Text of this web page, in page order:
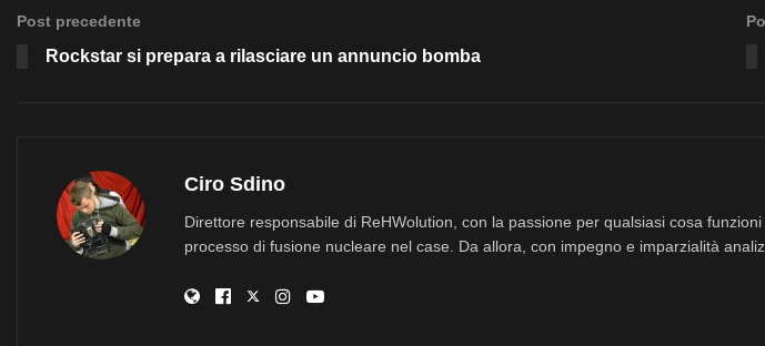
Post precedente
Rockstar si prepara a rilasciare un annuncio bomba
Ciro Sdino
Direttore responsabile di ReHWolution, con la passione per qualsiasi cosa
processo di fusione nucleare nel case. Da allora, con impegno e imparzialità